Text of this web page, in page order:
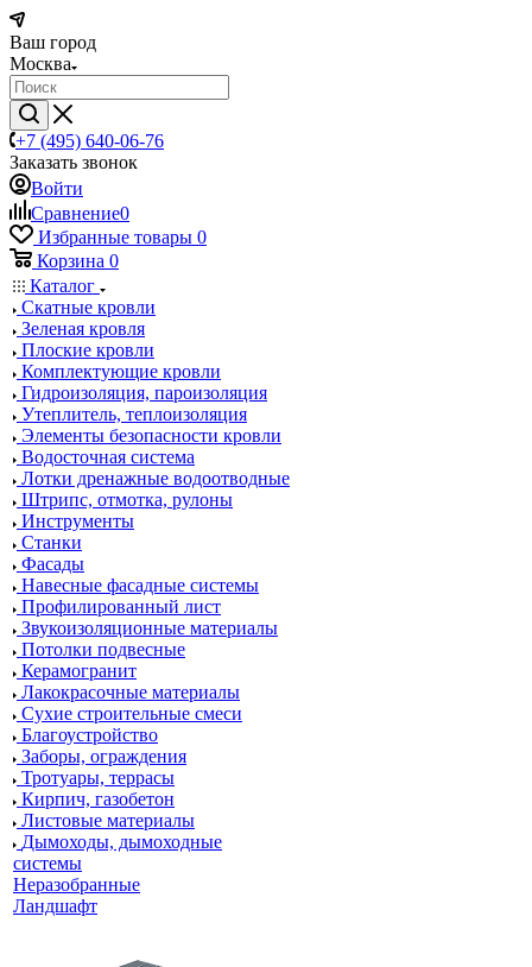
Ваш город
Москва
+7 (495) 640-06-76
Заказать звонок
Войти
Сравнение0
Избранные товары 0
Корзина 0
Каталог
Скатные кровли
Зеленая кровля
Плоские кровли
Комплектующие кровли
Гидроизоляция, пароизоляция
Утеплитель, теплоизоляция
Элементы безопасности кровли
Водосточная система
Лотки дренажные водоотводные
Штрипс, отмотка, рулоны
Инструменты
Станки
Фасады
Навесные фасадные системы
Профилированный лист
Звукоизоляционные материалы
Потолки подвесные
Керамогранит
Лакокрасочные материалы
Сухие строительные смеси
Благоустройство
Заборы, ограждения
Тротуары, террасы
Кирпич, газобетон
Листовые материалы
Дымоходы, дымоходные
системы
Неразобранные
Ландшафт